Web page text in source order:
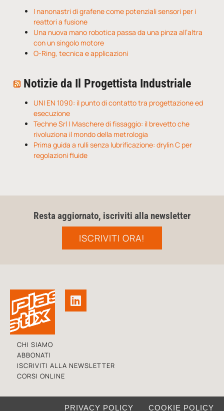
I nanonastri di grafene come potenziali sensori per i
reattori a fusione
Una nuova mano robotica passa da una pinza all’altra
con un singolo motore
O-Ring, tecnica e applicazioni
Notizie da Il Progettista Industriale
UNI EN 1090: il punto di contatto tra progettazione ed
esecuzione
Techne Srl | Maschere di fissaggio: il brevetto che
rivoluziona il mondo della metrologia
Prima guida a rulli senza lubrificazione: drylin C per
regolazioni fluide
Resta aggiornato, iscriviti alla newsletter
ISCRIVITI ORA!
CHI SIAMO
ABBONATI
ISCRIVITI ALLA NEWSLETTER
CORSI ONLINE
PRIVACY POLICY COOKIE POLICY